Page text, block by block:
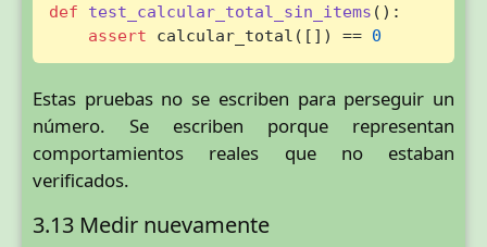
def test_calcular_total_sin_items ():
assert calcular_total([]) == 0
Estas pruebas no se escriben para perseguir un
número. Se escriben porque representan
comportamientos reales que no estaban
verificados.
3.13 Medir nuevamente